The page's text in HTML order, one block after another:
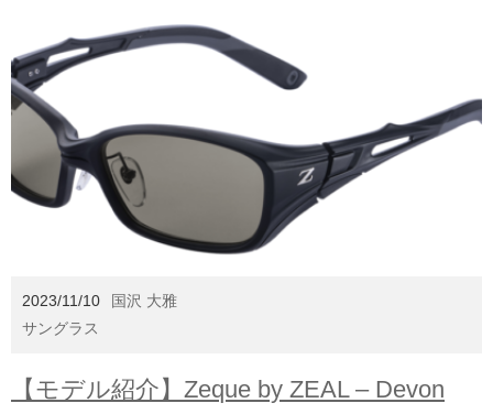
2023/11/10
国沢 大雅
サングラス
【モデル紹介】Zeque by ZEAL – Devon